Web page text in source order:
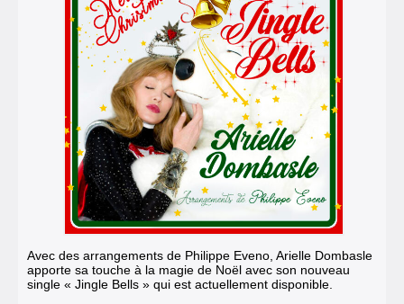
Avec des arrangements de Philippe Eveno, Arielle Dombasle
apporte sa touche à la magie de Noël avec son nouveau
single « Jingle Bells » qui est actuellement disponible.